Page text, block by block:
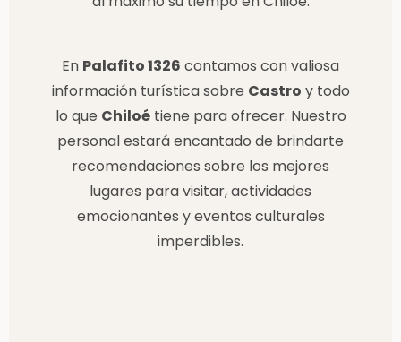
En Palafito 1326 contamos con valiosa
información turística sobre Castro y todo
lo que Chiloétiene para ofrecer. Nuestro
personal estará encantado de brindarte
recomendaciones sobre los mejores
lugares para visitar, actividades
emocionantes y eventos culturales
imperdibles.